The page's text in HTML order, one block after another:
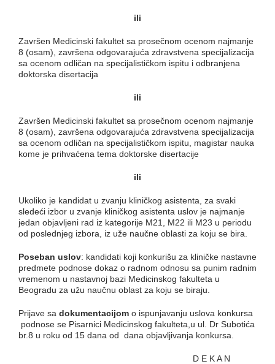
ili
Završen Medicinski fakultet sa prosečnom ocenom najmanje
8 (osam), završena odgovarajuća zdravstvena specijalizacija
sa ocenom odličan na specijalističkom ispitu i odbranjena
doktorska disertacija
ili
Završen Medicinski fakultet sa prosečnom ocenom najmanje
8 (osam), završena odgovarajuća zdravstvena specijalizacija
sa ocenom odličan na specijalističkom ispitu, magistar nauka
kome je prihvaćena tema doktorske disertacije
ili
Ukoliko je kandidat u zvanju kliničkog asistenta, za svaki
sledeći izbor u zvanje kliničkog asistenta uslov je najmanje
jedan objavljeni rad iz kategorije M21, M22 ili M23 u periodu
od poslednjeg izbora, iz uže naučne oblasti za koju se bira.
Poseban uslov: kandidati koji konkurišu za kliničke nastavne
predmete podnose dokaz o radnom odnosu sa punim radnim
vremenom u nastavnoj bazi Medicinskog fakulteta u
Beogradu za užu naučnu oblast za koju se biraju.
Prijave sa dokumentacijom o ispunjavanju uslova konkursa
podnose se Pisarnici Medicinskog fakulteta,u ul. Dr Subotića
br.8 u roku od 15 dana od dana objavljivanja konkursa.
D E K A N